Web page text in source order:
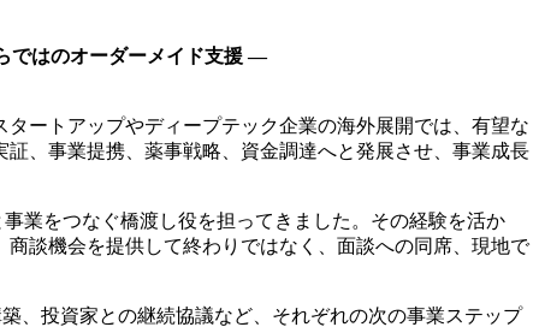
ではのオーダーメイド支援 ―
ートアップやディープテック企業の海外展開では、有望な
、事業提携、薬事戦略、資金調達へと発展させ、事業成長
業をつなぐ橋渡し役を担ってきました。その経験を活か
談機会を提供して終わりではなく、面談への同席、現地で
、投資家との継続協議など、それぞれの次の事業ステップ